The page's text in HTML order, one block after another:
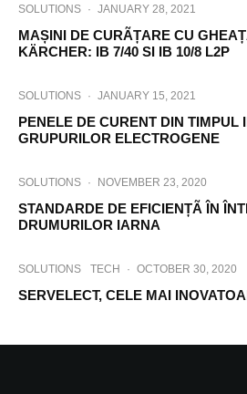
SOLUTIONS · JANUARY 28, 2021
MAȘINI DE CURÃȚARE CU
KÄRCHER: IB 7/40 SI IB 10/8 L2P
SOLUTIONS · JANUARY 15, 2021
PENELE DE CURENT DIN TIMPUL
GRUPURILOR ELECTROGENE
SOLUTIONS · NOVEMBER 23, 2020
STANDARDE DE EFICIENȚÃ ÎN
DRUMURILOR IARNA
SOLUTIONS TECH · OCTOBER 30, 2020
SERVELECT, CELE MAI